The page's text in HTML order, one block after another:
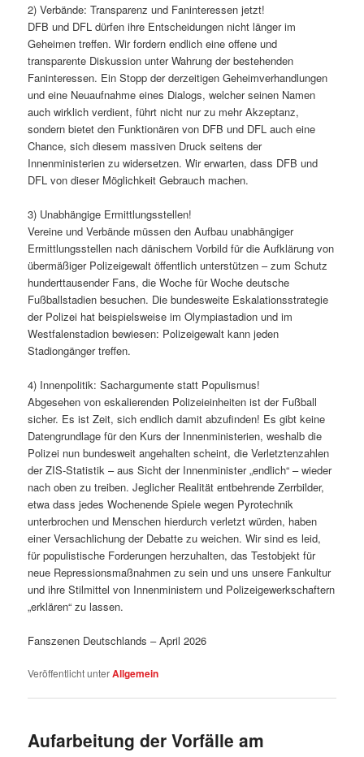
2) Verbände: Transparenz und Faninteressen jetzt!
DFB und DFL dürfen ihre Entscheidungen nicht länger im
Geheimen treffen. Wir fordern endlich eine offene und
transparente Diskussion unter Wahrung der bestehenden
Faninteressen. Ein Stopp der derzeitigen Geheimverhandlungen
und eine Neuaufnahme eines Dialogs, welcher seinen Namen
auch wirklich verdient, führt nicht nur zu mehr Akzeptanz,
sondern bietet den Funktionären von DFB und DFL auch eine
Chance, sich diesem massiven Druck seitens der
Innenministerien zu widersetzen. Wir erwarten, dass DFB und
DFL von dieser Möglichkeit Gebrauch machen.
3) Unabhängige Ermittlungsstellen!
Vereine und Verbände müssen den Aufbau unabhängiger
Ermittlungsstellen nach dänischem Vorbild für die Aufklärung von
übermäßiger Polizeigewalt öffentlich unterstützen – zum Schutz
hunderttausender Fans, die Woche für Woche deutsche
Fußballstadien besuchen. Die bundesweite Eskalationsstrategie
der Polizei hat beispielsweise im Olympiastadion und im
Westfalenstadion bewiesen: Polizeigewalt kann jeden
Stadiongänger treffen.
4) Innenpolitik: Sachargumente statt Populismus!
Abgesehen von eskalierenden Polizeieinheiten ist der Fußball
sicher. Es ist Zeit, sich endlich damit abzufinden! Es gibt keine
Datengrundlage für den Kurs der Innenministerien, weshalb die
Polizei nun bundesweit angehalten scheint, die Verletztenzahlen
der ZIS-Statistik – aus Sicht der Innenminister „endlich“ – wieder
nach oben zu treiben. Jeglicher Realität entbehrende Zerrbilder,
etwa dass jedes Wochenende Spiele wegen Pyrotechnik
unterbrochen und Menschen hierdurch verletzt würden, haben
einer Versachlichung der Debatte zu weichen. Wir sind es leid,
für populistische Forderungen herzuhalten, das Testobjekt für
neue Repressionsmaßnahmen zu sein und uns unsere Fankultur
und ihre Stilmittel von Innenministern und Polizeigewerkschaftern
„erklären“ zu lassen.
Fanszenen Deutschlands – April 2026
Veröffentlicht unterAllgemein
Aufarbeitung der Vorfälle am